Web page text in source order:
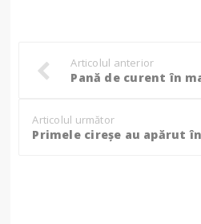
Articolul anterior
Articolul următor